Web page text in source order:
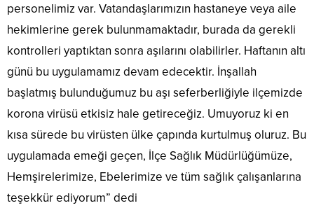
personelimiz var. Vatandaşlarımızın hastaneye veya aile
hekimlerine gerek bulunmamaktadır, burada da gerekli
kontrolleri yaptıktan sonra aşılarını olabilirler. Haftanın altı
günü bu uygulamamız devam edecektir. İnşallah
başlatmış bulunduğumuz bu aşı seferberliğiyle ilçemizde
korona virüsü etkisiz hale getireceğiz. Umuyoruz ki en
kısa sürede bu virüsten ülke çapında kurtulmuş oluruz. Bu
uygulamada emeği geçen, İlçe Sağlık Müdürlüğümüze,
Hemşirelerimize, Ebelerimize ve tüm sağlık çalışanlarına
teşekkür ediyorum” dedi